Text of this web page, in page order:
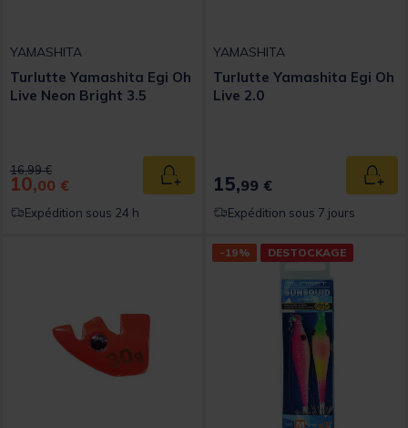
YAMASHITA
Turlutte Yamashita Egi Oh
Live Neon Bright 3.5
Price reduced from
16,99 €to
10,00 € Ajouter au panier
Expédition sous 24 h
YAMASHITA
Turlutte Yamashita Egi Oh
Live 2.0
15,99 €
Expédition sous 7 jours
-19% DESTOCKAGE